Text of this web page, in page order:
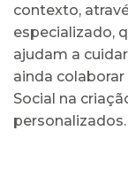
contexto,
especializado,
ajudam a
ainda
Social na
personalizados.